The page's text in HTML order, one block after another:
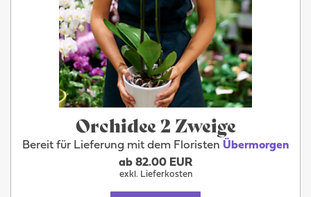
Orchidee 2 Zweige
Bereit für Lieferung mit dem Floristen Übermorgen
ab 82.00 EUR
exkl. Lieferkosten